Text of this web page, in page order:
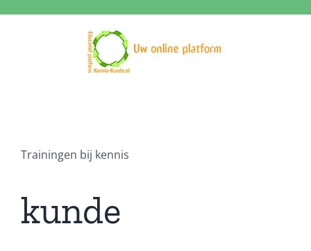
Trainingen bij kennis
kunde